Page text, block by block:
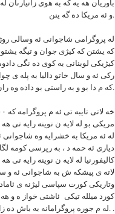
باوريان هه يه كه به هوى
و ئه مريكا ده گه ينن.
له پروگرامى شاجوانى ئه وسالى
كه يشتن كه كيژى جوان و تيگه
كيژيكى لوبنانى به كوى ده نگى
ركى ئه و سال خاتو داليا به پله ى
كه م دا بو و به راستى بو داده وه ران موشكيل بو كه كام كيژى گه نج بو پله يه كى سه رته ره وه هه لبژيريه ت.
مريكى بو له لايه ن نوينه رايه تى
له ئه مريكا به خشرايه وه
ديارى ئه حمه د ، به رپرسى كومه
كاليفورنيا له لايه ن نوينه رايه تى
لاته ى پيشكه ش به شاجوانى ئه و
وتاریکی کورت سپاسی لیژنه ی
کورد میلله تیکی ئاشتی خواز ه و
له م جوره پروگرامانه به باش ده زانیت. .